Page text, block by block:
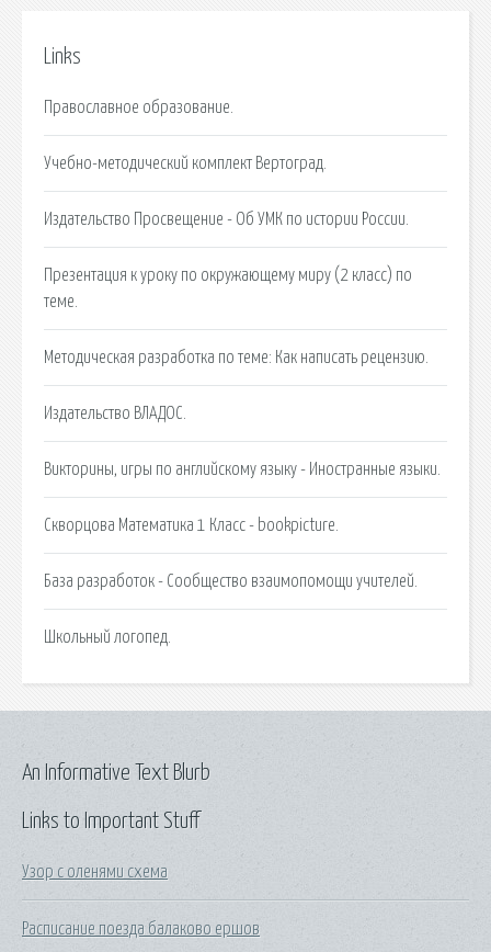
Links
Православное образование.
Учебно-методический комплект Вертоград.
Издательство Просвещение - Об УМК по истории России.
Презентация к уроку по окружающему миру (2 класс) по
теме.
Методическая разработка по теме: Как написать рецензию.
Издательcтво ВЛАДОС.
Викторины, игры по английскому языку - Иностранные языки.
Скворцова Математика 1 Класс - bookpicture.
База разработок - Сообщество взаимопомощи учителей.
Школьный логопед.
Links to Important Stuff
Узор с оленями схема
Расписание поезда балаково ершов
An Informative Text Blurb